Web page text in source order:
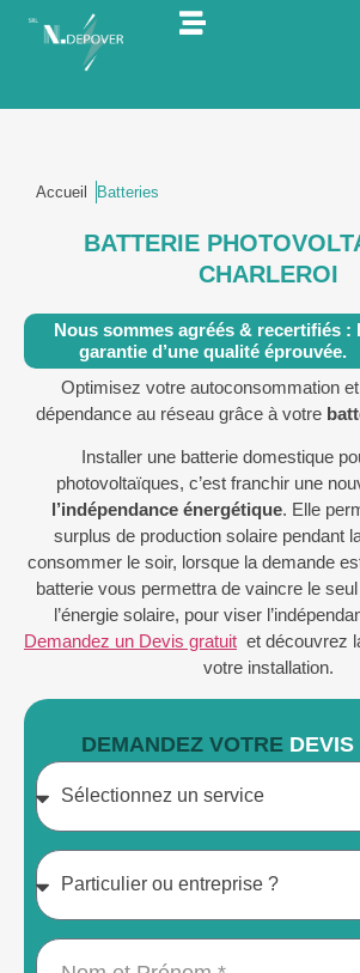
ÉLECTRICITÉ
INSTALLATEUR
DE
PANNEAUX
BORNES
RECHARGE​
BATTERIES
STOCKAGE
POMPE
CHALEUR
ÉLECTRICITÉ
INSTALLATEUR
DE
PANNEAUX
Accueil Batteries
BATTERIE
CHARLEROI
Nous sommes agréés & recertifiés :
garantie d’une qualité éprouvée.
Optimisez votre autoconsommation
dépendance au réseau grâce à votre
Installer une batterie domestique
photovoltaïques, c’est franchir une
l’indépendance énergétique. Elle
surplus de production solaire pendant
consommer le soir, lorsque la demande
batterie vous permettra de vaincre le
l’énergie solaire, pour viser
Demandez un Devis gratuit et découvrez
votre installation.
DEMANDEZ VOTRE DEVIS